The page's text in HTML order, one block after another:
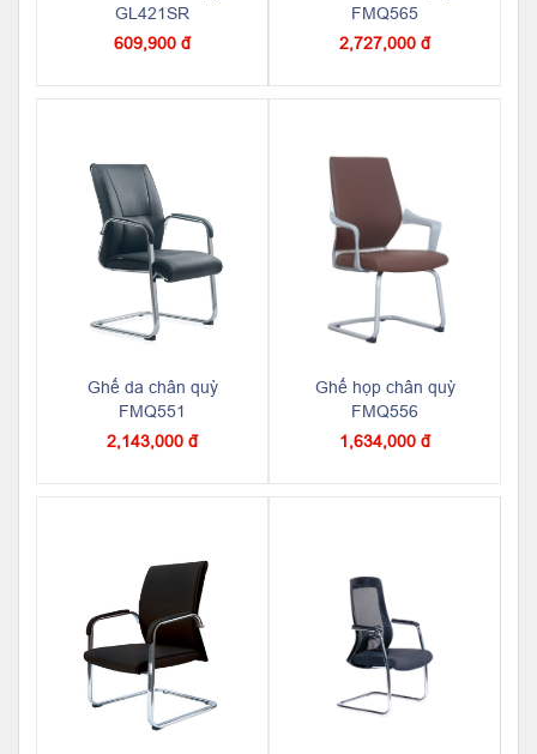
GL421SR
609,900 đ
FMQ565
2,727,000 đ
Ghế da chân quỳ
FMQ551
2,143,000 đ
Ghế họp chân quỳ
FMQ556
1,634,000 đ